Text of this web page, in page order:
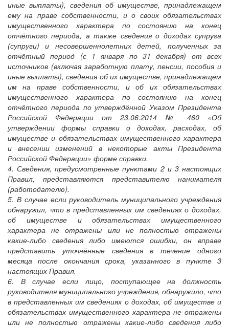
иные выплаты), сведения об имуществе, принадлежащем
ему на праве собственности, и о своих обязательствах
имущественного характера по состоянию на конец
отчётного периода, а также сведения о доходах супруга
(супруги) и несовершеннолетних детей, полученных за
отчётный период (с 1 января по 31 декабря) от всех
источников (включая заработную плату, пенсии, пособия и
иные выплаты), сведения об их имуществе, принадлежащем
им на праве собственности, и об их обязательствах
имущественного характера по состоянию на конец
отчётного периода по утверждённой Указом Президента
Российской Федерации от 23.06.2014 № 460 «Об
утверждении формы справки о доходах, расходах, об
имуществе и обязательствах имущественного характера
и внесении изменений в некоторые акты Президента
Российской Федерации» форме справки.
4. Сведения, предусмотренные пунктами 2 и 3 настоящих
Правил, представляются представителю нанимателя
(работодателю).
5. В случае если руководитель муниципального учреждения
обнаружил, что в представленных им сведениях о доходах,
об имуществе и обязательствах имущественного
характера не отражены или не полностью отражены
какие-либо сведения либо имеются ошибки, он вправе
представить уточнённые сведения в течение одного
месяца после окончания срока, указанного в пункте 3
настоящих Правил.
6. В случае если лицо, поступающее на должность
руководителя муниципального учреждения, обнаружило, что
в представленных им сведениях о доходах, об имуществе и
обязательствах имущественного характера не отражены
или не полностью отражены какие-либо сведения либо